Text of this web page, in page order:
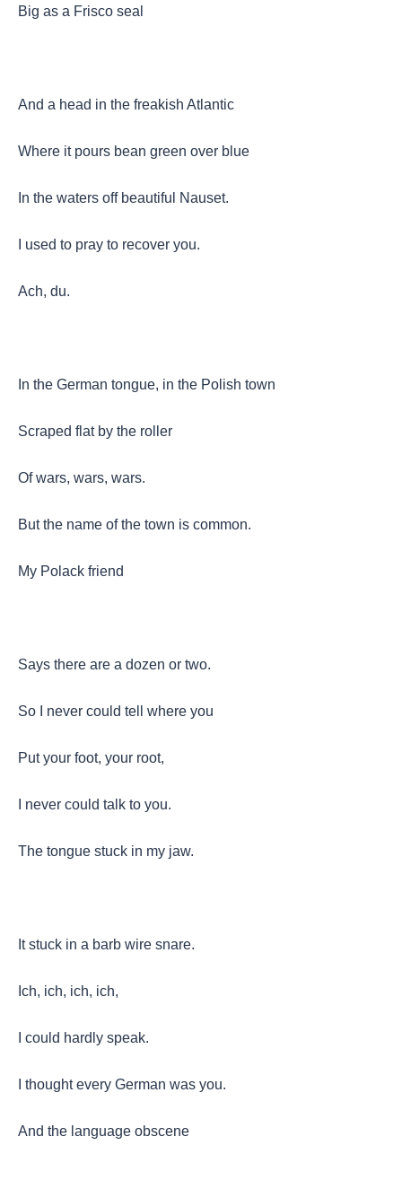
Big as a Frisco seal
And a head in the freakish Atlantic
Where it pours bean green over blue
In the waters off beautiful Nauset.
I used to pray to recover you.
Ach, du.
In the German tongue, in the Polish town
Scraped flat by the roller
Of wars, wars, wars.
But the name of the town is common.
My Polack friend
Says there are a dozen or two.
So I never could tell where you
Put your foot, your root,
I never could talk to you.
The tongue stuck in my jaw.
It stuck in a barb wire snare.
Ich, ich, ich, ich,
I could hardly speak.
I thought every German was you.
And the language obscene